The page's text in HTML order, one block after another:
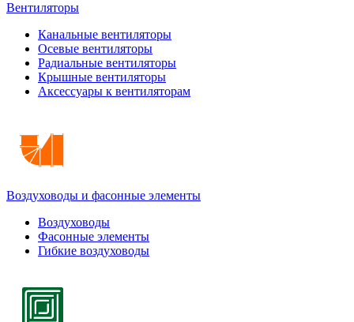
Вентиляторы
Канальные вентиляторы
Осевые вентиляторы
Радиальные вентиляторы
Крышные вентиляторы
Аксессуары к вентиляторам
Воздуховоды и фасонные элементы
Воздуховоды
Фасонные элементы
Гибкие воздуховоды